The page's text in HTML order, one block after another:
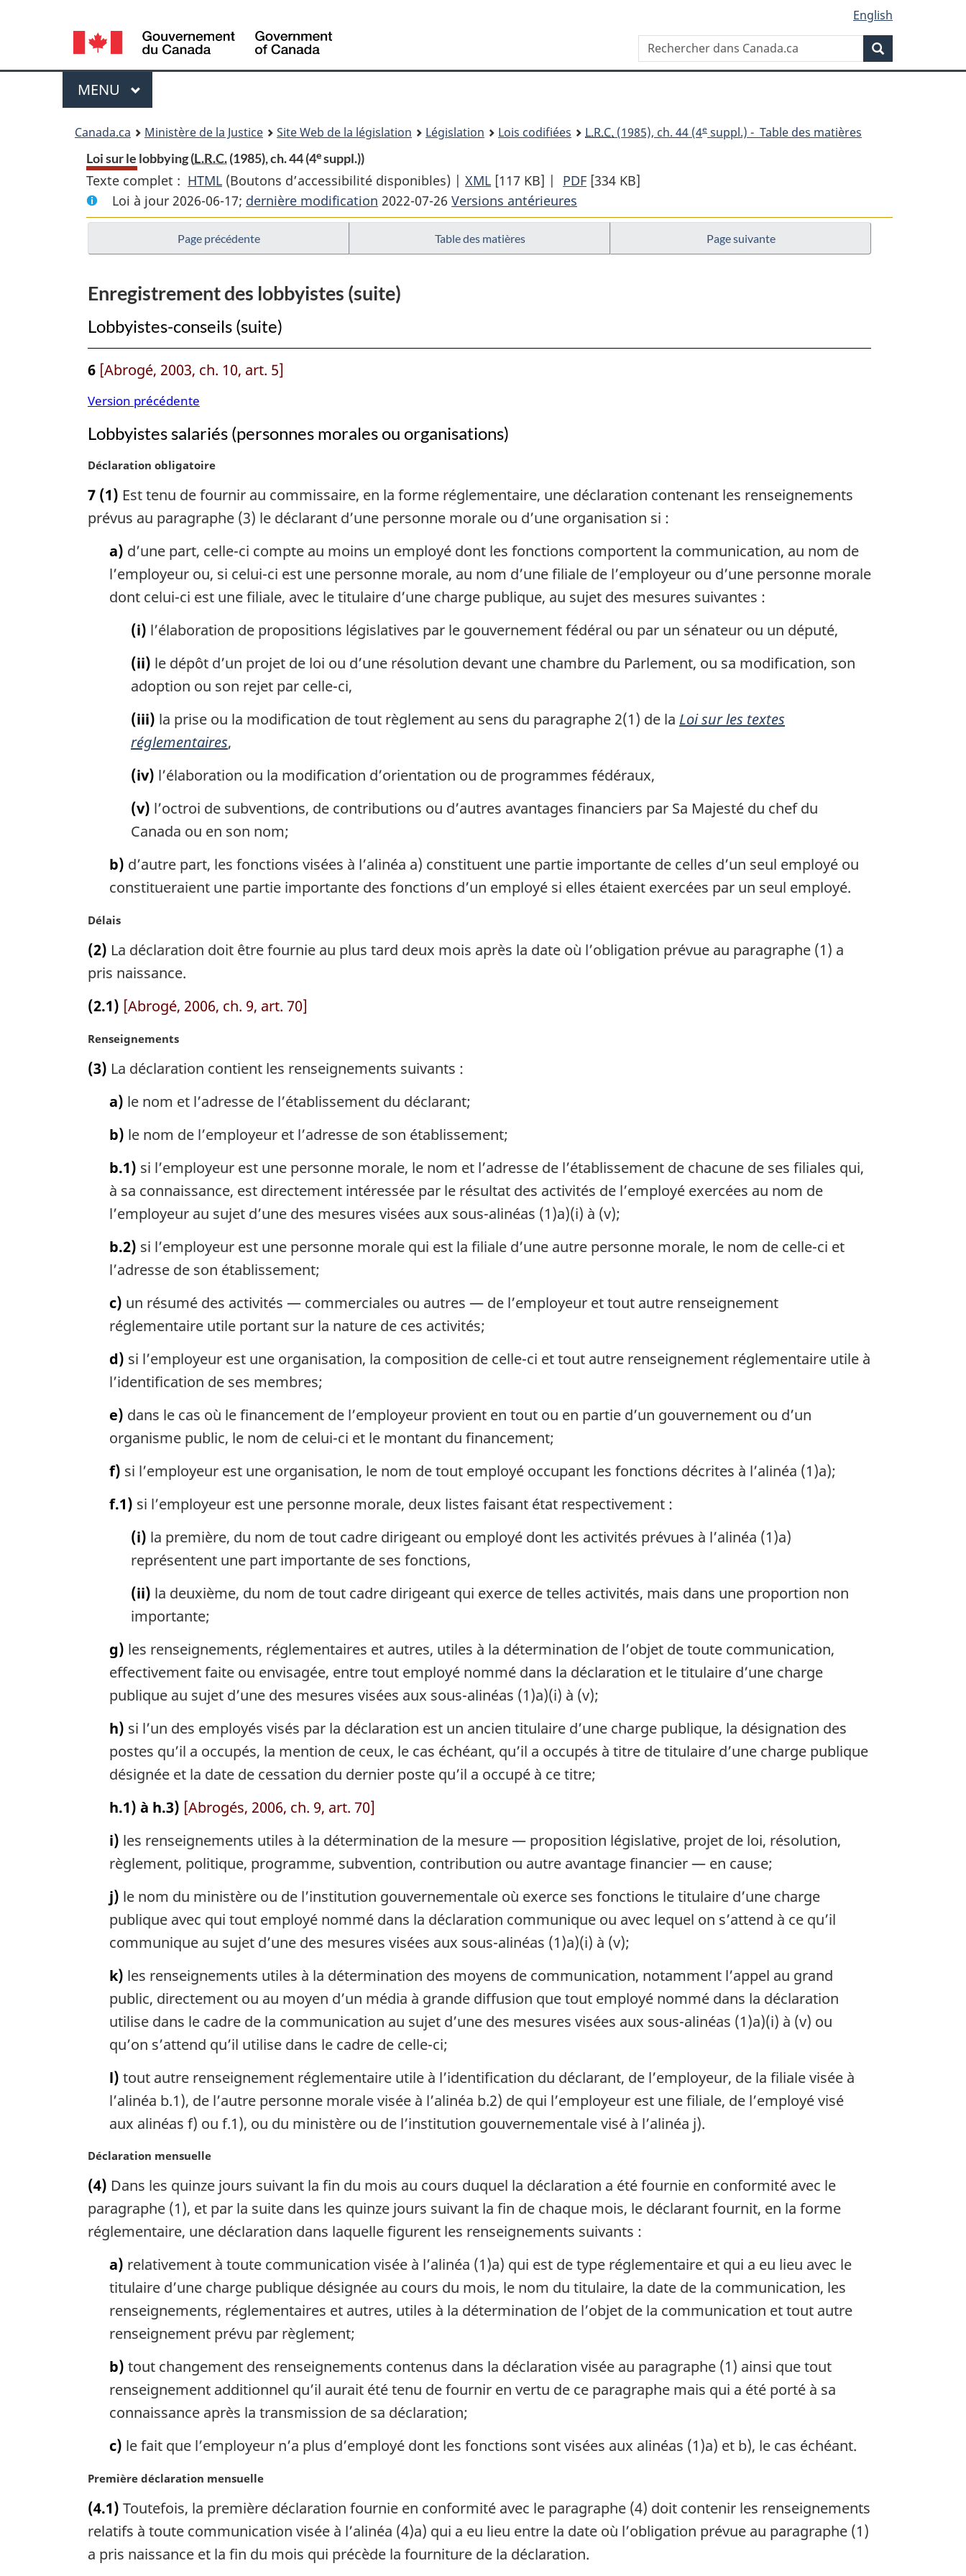
principal
À
site
version
Language
selection
English
Rechercher
dans
Canada.ca
Menu
MENU PRINCIPAL
Canada.ca Ministère de la Justice Site Web de la législation Législation Lois codifiées L.R.C. (1985), ch. 44 (4e suppl.) - Table des matières
Loi sur le lobbying (L.R.C.(1985), ch. 44 (4esuppl.))
Texte complet : HTML Texte
complet
:
Loi
lobbying
(Boutons d’accessibilité disponibles) | XML Texte
complet
:
Loi
[117 KB] | PDF Texte
:
[334 KB]
Loi à jour 2026-06-17; dernière modification 2022-07-26 Versions antérieures
Page précédente Table des matières Page suivante
Enregistrement des lobbyistes (suite)
Lobbyistes-conseils (suite)
6 [Abrogé, 2003, ch. 10, art. 5]
Version précédente
Lobbyistes salariés (personnes morales ou organisations)
N
t
e
m
Déclaration obligatoire
7 (1) Est tenu de fournir au commissaire, en la forme réglementaire, une déclaration contenant les renseignements
prévus au paragraphe (3) le déclarant d’une personne morale ou d’une organisation si :
a) d’une part, celle-ci compte au moins un employé dont les fonctions comportent la communication, au nom de
l’employeur ou, si celui-ci est une personne morale, au nom d’une filiale de l’employeur ou d’une personne morale
dont celui-ci est une filiale, avec le titulaire d’une charge publique, au sujet des mesures suivantes :
(i) l’élaboration de propositions législatives par le gouvernement fédéral ou par un sénateur ou un député,
(ii) le dépôt d’un projet de loi ou d’une résolution devant une chambre du Parlement, ou sa modification, son
adoption ou son rejet par celle-ci,
(iii) la prise ou la modification de tout règlement au sens du paragraphe 2(1) de la Loi sur les textes
réglementaires,
(iv) l’élaboration ou la modification d’orientation ou de programmes fédéraux,
(v) l’octroi de subventions, de contributions ou d’autres avantages financiers par Sa Majesté du chef du
Canada ou en son nom;
b) d’autre part, les fonctions visées à l’alinéa a) constituent une partie importante de celles d’un seul employé ou
constitueraient une partie importante des fonctions d’un employé si elles étaient exercées par un seul employé.
N
t
e
m
a
r
g
n
Délais
(2) La déclaration doit être fournie au plus tard deux mois après la date où l’obligation prévue au paragraphe (1) a
pris naissance.
(2.1) [Abrogé, 2006, ch. 9, art. 70]
N
t
Renseignements
(3) La déclaration contient les renseignements suivants :
a) le nom et l’adresse de l’établissement du déclarant;
b) le nom de l’employeur et l’adresse de son établissement;
b.1) si l’employeur est une personne morale, le nom et l’adresse de l’établissement de chacune de ses filiales qui,
à sa connaissance, est directement intéressée par le résultat des activités de l’employé exercées au nom de
l’employeur au sujet d’une des mesures visées aux sous-alinéas (1)a)(i) à (v);
b.2) si l’employeur est une personne morale qui est la filiale d’une autre personne morale, le nom de celle-ci et
l’adresse de son établissement;
c) un résumé des activités — commerciales ou autres — de l’employeur et tout autre renseignement
réglementaire utile portant sur la nature de ces activités;
d) si l’employeur est une organisation, la composition de celle-ci et tout autre renseignement réglementaire utile à
l’identification de ses membres;
e) dans le cas où le financement de l’employeur provient en tout ou en partie d’un gouvernement ou d’un
organisme public, le nom de celui-ci et le montant du financement;
f) si l’employeur est une organisation, le nom de tout employé occupant les fonctions décrites à l’alinéa (1)a);
f.1) si l’employeur est une personne morale, deux listes faisant état respectivement :
(i) la première, du nom de tout cadre dirigeant ou employé dont les activités prévues à l’alinéa (1)a)
représentent une part importante de ses fonctions,
(ii) la deuxième, du nom de tout cadre dirigeant qui exerce de telles activités, mais dans une proportion non
importante;
g) les renseignements, réglementaires et autres, utiles à la détermination de l’objet de toute communication,
effectivement faite ou envisagée, entre tout employé nommé dans la déclaration et le titulaire d’une charge
publique au sujet d’une des mesures visées aux sous-alinéas (1)a)(i) à (v);
h) si l’un des employés visés par la déclaration est un ancien titulaire d’une charge publique, la désignation des
postes qu’il a occupés, la mention de ceux, le cas échéant, qu’il a occupés à titre de titulaire d’une charge publique
désignée et la date de cessation du dernier poste qu’il a occupé à ce titre;
h.1) à h.3) [Abrogés, 2006, ch. 9, art. 70]
i) les renseignements utiles à la détermination de la mesure — proposition législative, projet de loi, résolution,
règlement, politique, programme, subvention, contribution ou autre avantage financier — en cause;
j) le nom du ministère ou de l’institution gouvernementale où exerce ses fonctions le titulaire d’une charge
publique avec qui tout employé nommé dans la déclaration communique ou avec lequel on s’attend à ce qu’il
communique au sujet d’une des mesures visées aux sous-alinéas (1)a)(i) à (v);
k) les renseignements utiles à la détermination des moyens de communication, notamment l’appel au grand
public, directement ou au moyen d’un média à grande diffusion que tout employé nommé dans la déclaration
utilise dans le cadre de la communication au sujet d’une des mesures visées aux sous-alinéas (1)a)(i) à (v) ou
qu’on s’attend qu’il utilise dans le cadre de celle-ci;
l) tout autre renseignement réglementaire utile à l’identification du déclarant, de l’employeur, de la filiale visée à
l’alinéa b.1), de l’autre personne morale visée à l’alinéa b.2) de qui l’employeur est une filiale, de l’employé visé
aux alinéas f) ou f.1), ou du ministère ou de l’institution gouvernementale visé à l’alinéa j).
N
t
e
m
a
Déclaration mensuelle
(4) Dans les quinze jours suivant la fin du mois au cours duquel la déclaration a été fournie en conformité avec le
paragraphe (1), et par la suite dans les quinze jours suivant la fin de chaque mois, le déclarant fournit, en la forme
réglementaire, une déclaration dans laquelle figurent les renseignements suivants :
a) relativement à toute communication visée à l’alinéa (1)a) qui est de type réglementaire et qui a eu lieu avec le
titulaire d’une charge publique désignée au cours du mois, le nom du titulaire, la date de la communication, les
renseignements, réglementaires et autres, utiles à la détermination de l’objet de la communication et tout autre
renseignement prévu par règlement;
b) tout changement des renseignements contenus dans la déclaration visée au paragraphe (1) ainsi que tout
renseignement additionnel qu’il aurait été tenu de fournir en vertu de ce paragraphe mais qui a été porté à sa
connaissance après la transmission de sa déclaration;
c) le fait que l’employeur n’a plus d’employé dont les fonctions sont visées aux alinéas (1)a) et b), le cas échéant.
N
t
e
a
Première déclaration mensuelle
(4.1) Toutefois, la première déclaration fournie en conformité avec le paragraphe (4) doit contenir les renseignements
relatifs à toute communication visée à l’alinéa (4)a) qui a eu lieu entre la date où l’obligation prévue au paragraphe (1)
a pris naissance et la fin du mois qui précède la fourniture de la déclaration.